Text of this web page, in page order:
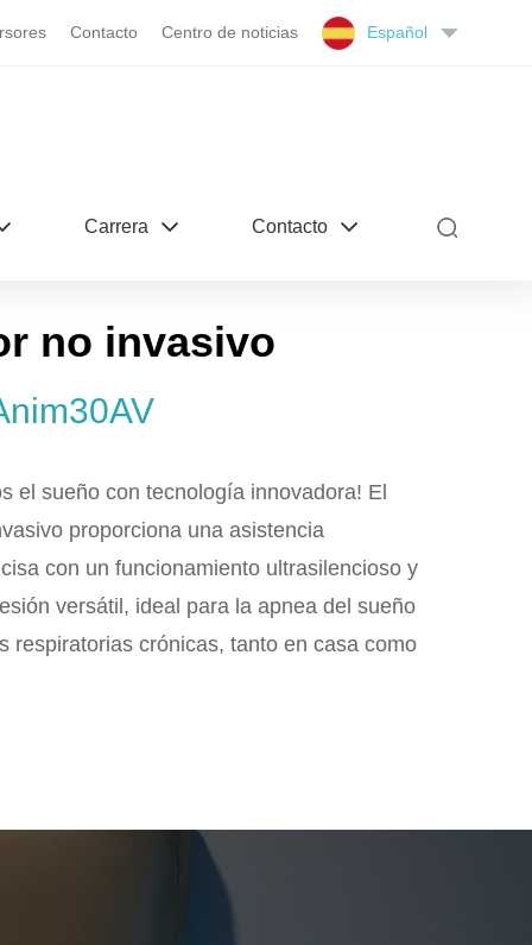
Contacto Centro de noticias Español
Carrera Contacto
no invasivo
el sueño con tecnología innovadora! El
proporciona una asistencia
con un funcionamiento ultrasilencioso y
versátil, ideal para la apnea del sueño
respiratorias crónicas, tanto en casa como